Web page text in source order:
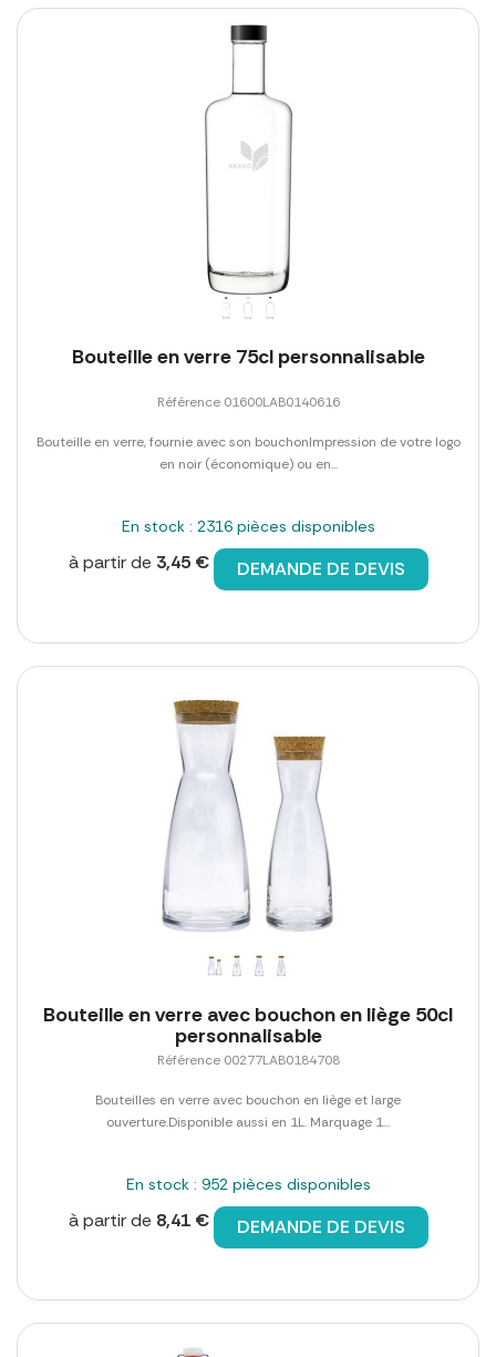
Bouteille en verre 75cl personnalisable
Référence 01600LAB0140616
Bouteille en verre, fournie avec son bouchonImpression de votre logo
en noir (économique) ou en...
En stock : 2316 pièces disponibles
à partir de 3,45 € DEMANDE DE DEVIS
Bouteille en verre avec bouchon en liège 50cl
personnalisable
Référence 00277LAB0184708
Bouteilles en verre avec bouchon en liège et large
ouverture.Disponible aussi en 1L. Marquage 1...
En stock : 952 pièces disponibles
à partir de 8,41 € DEMANDE DE DEVIS